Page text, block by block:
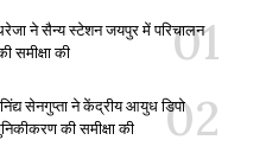
ने सैन्य स्टेशन जयपुर में परिचालन
समीक्षा की
सेनगुप्ता ने केंद्रीय आयुध डिपो
की समीक्षा की